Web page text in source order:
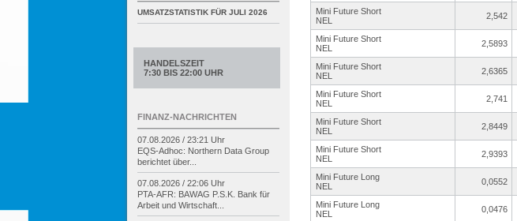
Mini Future Short
NEL
2,542
Mini Future Short
NEL
2,5893
Mini Future Short
NEL
2,6365
Mini Future Short
NEL
2,741
Mini Future Short
NEL
2,8449
Mini Future Short
NEL
2,9393
Mini Future Long
NEL
0,0552
Mini Future Long
NEL
0,0476
UMSATZSTATISTIK FÜR JULI 2026
HANDELSZEIT
7:30 BIS 22:00 UHR
FINANZ-NACHRICHTEN
07.08.2026 / 23:21 Uhr
EQS-Adhoc: Northern Data Group
berichtet über...
07.08.2026 / 22:06 Uhr
PTA-AFR: BAWAG P.S.K. Bank für
Arbeit und Wirtschaft...